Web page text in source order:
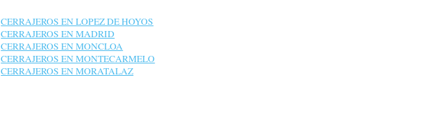
CERRAJEROS EN LOPEZ DE HOYOS
CERRAJEROS EN MADRID
CERRAJEROS EN MONCLOA
CERRAJEROS EN MONTECARMELO
CERRAJEROS EN MORATALAZ